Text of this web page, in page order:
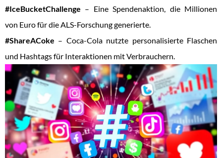
#IceBucketChallenge – Eine Spendenaktion, die Millionen
von Euro für die ALS-Forschung generierte.
#ShareACoke – Coca-Cola nutzte personalisierte Flaschen
und Hashtags für Interaktionen mit Verbrauchern.